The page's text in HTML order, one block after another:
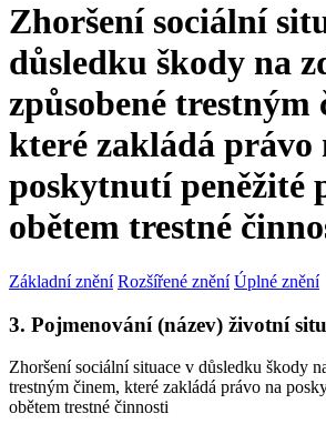
Zhoršení sociální
důsledku škody na
způsobené trestným
které zakládá právo
poskytnutí peněžité
obětem trestné
Základní znění Rozšířené znění Úplné znění
3. Pojmenování (název) životní
Zhoršení sociální situace v důsledku škody
trestným činem, které zakládá právo na
obětem trestné činnosti